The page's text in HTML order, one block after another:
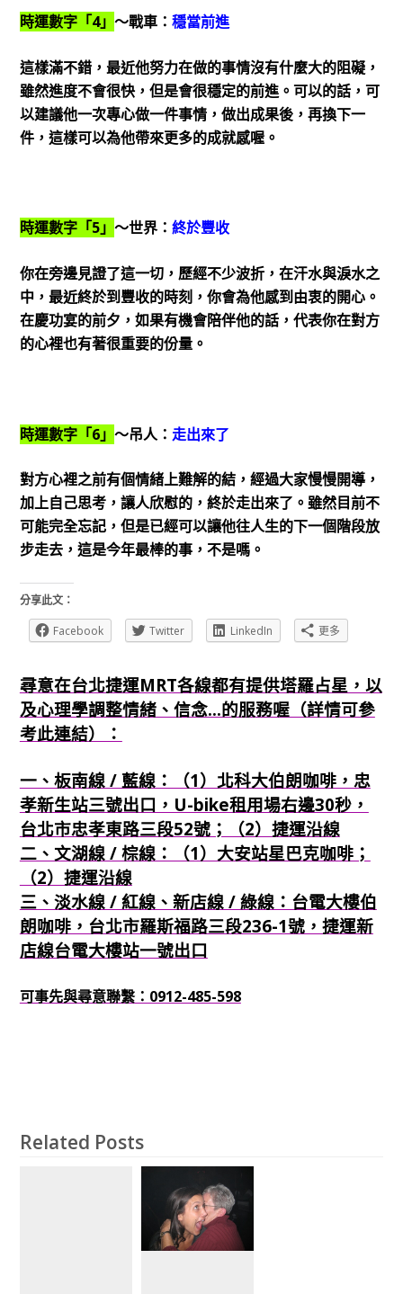
時運數字「4」 ～戰車： 穩當前進
這樣滿不錯，最近他努力在做的事情沒有什麼大的阻礙，
雖然進度不會很快，但是會很穩定的前進。可以的話，可
以建議他一次專心做一件事情，做出成果後，再換下一
件，這樣可以為他帶來更多的成就感喔。
時運數字「5」 ～世界： 終於豐收
你在旁邊見證了這一切，歷經不少波折，在汗水與淚水之
中，最近終於到豐收的時刻，你會為他感到由衷的開心。
在慶功宴的前夕，如果有機會陪伴他的話，代表你在對方
的心裡也有著很重要的份量。
時運數字「6」 ～吊人： 走出來了
對方心裡之前有個情緒上難解的結，經過大家慢慢開導，
加上自己思考，讓人欣慰的，終於走出來了。雖然目前不
可能完全忘記，但是已經可以讓他往人生的下一個階段放
步走去，這是今年最棒的事，不是嗎。
分享此文：
Facebook
Twitter LinkedIn 更多
尋意在台北捷運MRT各線都有提供塔羅占星，以
及心理學調整情緒、信念...的服務喔（詳情可參
考此連結）：
一、板南線 / 藍線：（1）北科大伯朗咖啡，忠
孝新生站三號出口，U-bike租用場右邊30秒，
台北市忠孝東路三段52號；（2）捷運沿線
二、文湖線 / 棕線：（1）大安站星巴克咖啡；
（2）捷運沿線
三、淡水線 / 紅線、新店線 / 綠線：台電大樓伯
朗咖啡，台北市羅斯福路三段236-1號，捷運新
店線台電大樓站一號出口
可事先與尋意聯繫：0912-485-598
Related Posts